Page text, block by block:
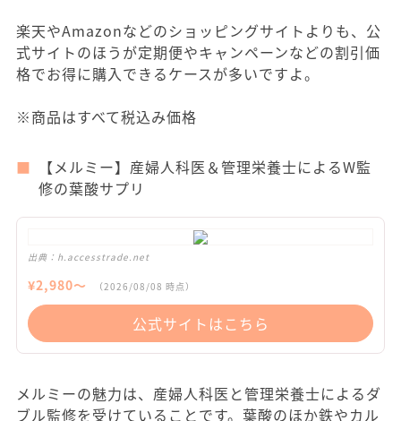
楽天やAmazonなどのショッピングサイトよりも、公
式サイトのほうが定期便やキャンペーンなどの割引価
格でお得に購入できるケースが多いですよ。
※商品はすべて税込み価格
【メルミー】産婦人科医＆管理栄養士によるW監
修の葉酸サプリ
出典： h.accesstrade.net
¥2,980〜 （2026/08/08 時点）
公式サイトはこちら
メルミーの魅力は、産婦人科医と管理栄養士によるダ
ブル監修を受けていることです。葉酸のほか鉄やカル